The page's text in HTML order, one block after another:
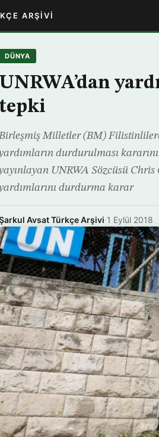
ARŞIVI
DÜNYA
UNRWA’dan
tepki
Milletler (BM)
durdurulması
UNRWA Sözcüsü
durdurma karar
Avsat Türkçe Arşivi·1 Eylül 2018